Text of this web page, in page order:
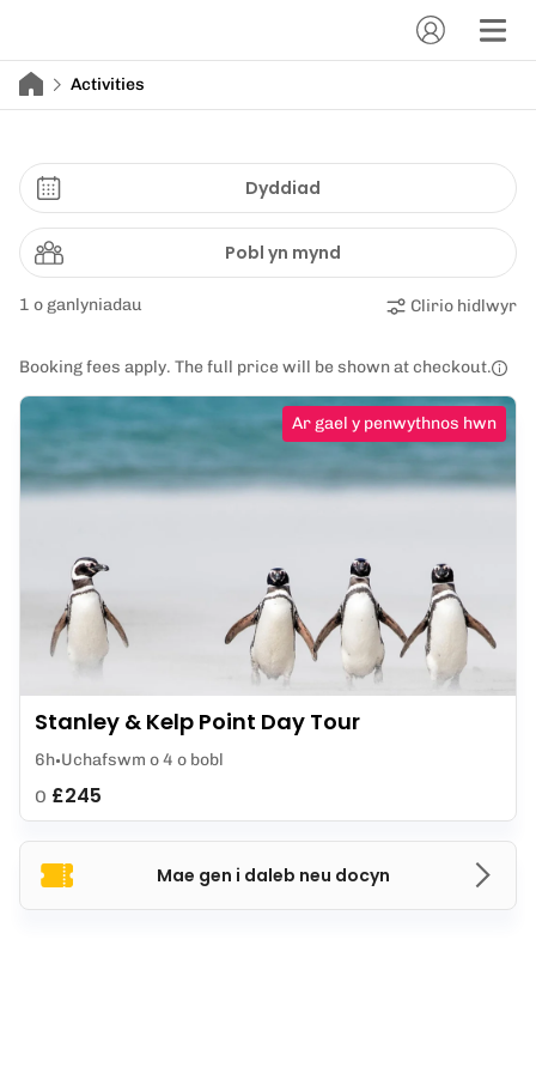
Activities
Dyddiad
Pobl yn mynd
1 o ganlyniadau Clirio hidlwyr
Booking fees apply. The full price will be shown at checkout.
Mae gen i daleb neu docyn
Ar gael y penwythnos hwn
Stanley & Kelp Point Day Tour
6h Uchafswm o 4 o bobl
O £245